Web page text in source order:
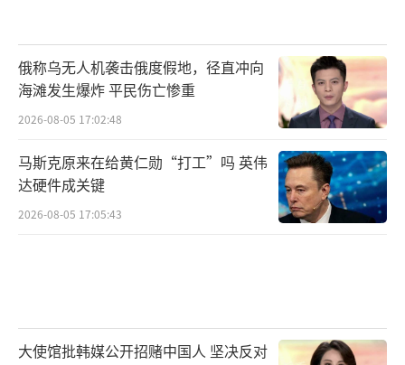
俄称乌无人机袭击俄度假地，径直冲向
海滩发生爆炸 平民伤亡惨重
2026-08-05 17:02:48
马斯克原来在给黄仁勋“打工”吗 英伟
达硬件成关键
2026-08-05 17:05:43
大使馆批韩媒公开招赌中国人 坚决反对